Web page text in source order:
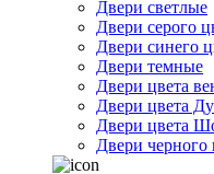
Двери светлые
Двери серого
Двери синего
Двери темные
Двери цвета
Двери цвета
Двери цвета
Двери черного